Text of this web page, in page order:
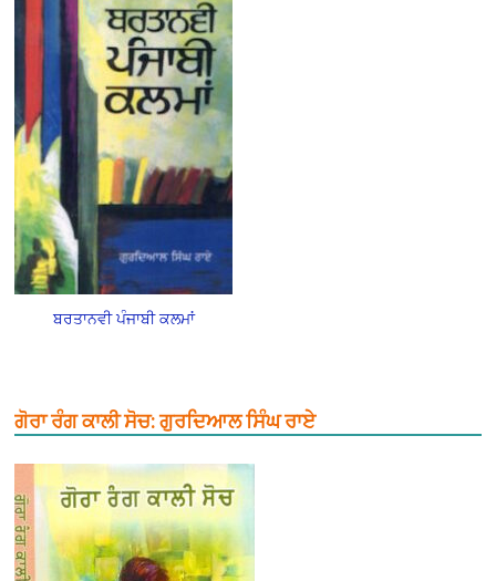
ਬਰਤਾਨਵੀ ਪੰਜਾਬੀ ਕਲਮਾਂ
ਗੋਰਾ ਰੰਗ ਕਾਲੀ ਸੋਚ: ਗੁਰਦਿਆਲ ਸਿੰਘ ਰਾਏ